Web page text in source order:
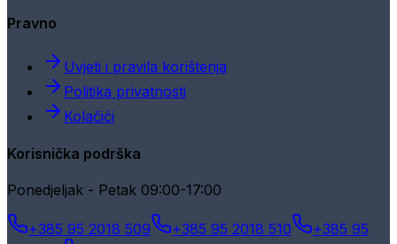
Pravno
Uvjeti i pravila korištenja
Politika privatnosti
Kolačići
Korisnička podrška
Ponedjeljak - Petak 09:00-17:00
+385 95 2018 509 +385 95 2018 510
+385 95